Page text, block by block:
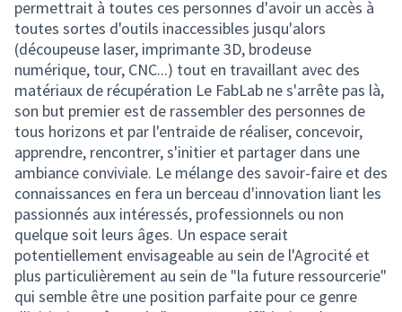
permettrait à toutes ces personnes d'avoir un accès à
toutes sortes d'outils inaccessibles jusqu'alors
(découpeuse laser, imprimante 3D, brodeuse
numérique, tour, CNC...) tout en travaillant avec des
matériaux de récupération Le FabLab ne s'arrête pas là,
son but premier est de rassembler des personnes de
tous horizons et par l'entraide de réaliser, concevoir,
apprendre, rencontrer, s'initier et partager dans une
ambiance conviviale. Le mélange des savoir-faire et des
connaissances en fera un berceau d'innovation liant les
passionnés aux intéressés, professionnels ou non
quelque soit leurs âges. Un espace serait
potentiellement envisageable au sein de l'Agrocité et
plus particulièrement au sein de "la future ressourcerie"
qui semble être une position parfaite pour ce genre